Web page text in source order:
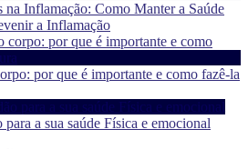
na Inflamação: Como Manter a Saúde
a Inflamação
por que é importante e como fazê-la
a sua saúde Física e emocional